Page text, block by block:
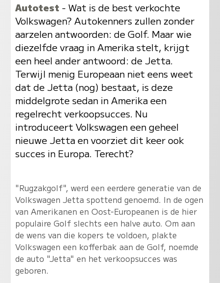
Autotest - Wat is de best verkochte
Volkswagen? Autokenners zullen zonder
aarzelen antwoorden: de Golf. Maar wie
diezelfde vraag in Amerika stelt, krijgt
een heel ander antwoord: de Jetta.
Terwijl menig Europeaan niet eens weet
dat de Jetta (nog) bestaat, is deze
middelgrote sedan in Amerika een
regelrecht verkoopsucces. Nu
introduceert Volkswagen een geheel
nieuwe Jetta en voorziet dit keer ook
succes in Europa. Terecht?
"Rugzakgolf", werd een eerdere generatie van de
Volkswagen Jetta spottend genoemd. In de ogen
van Amerikanen en Oost-Europeanen is de hier
populaire Golf slechts een halve auto. Om aan
de wens van die kopers te voldoen, plakte
Volkswagen een kofferbak aan de Golf, noemde
de auto "Jetta" en het verkoopsucces was
geboren.